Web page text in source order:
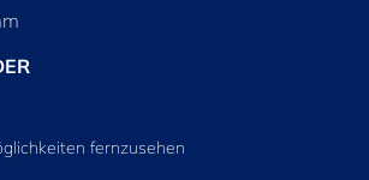
fernzusehen